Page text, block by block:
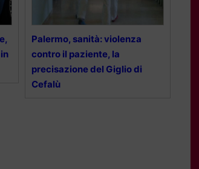
Palermo, sanità: violenza
contro il paziente, la
precisazione del Giglio di
Cefalù